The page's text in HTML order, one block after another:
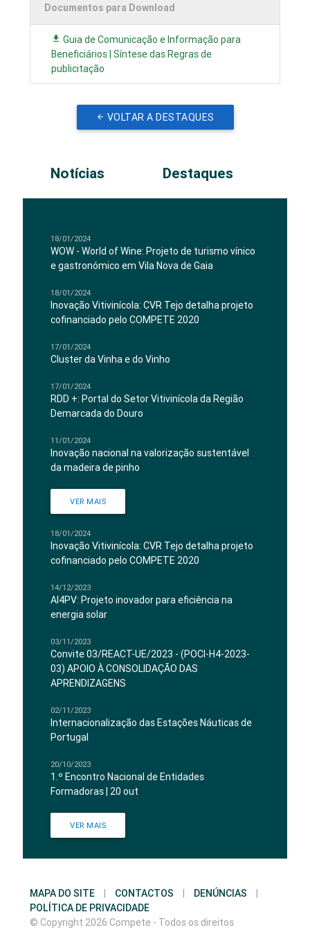
Documentos para Download
Guia de Comunicação e Informação para
Beneficiários | Síntese das Regras de
publicitação
VOLTAR A DESTAQUES
Notícias Destaques
18/01/2024
WOW - World of Wine: Projeto de turismo vínico
e gastronómico em Vila Nova de Gaia
18/01/2024
Inovação Vitivinícola: CVR Tejo detalha projeto
cofinanciado pelo COMPETE 2020
17/01/2024
Cluster da Vinha e do Vinho
17/01/2024
RDD +: Portal do Setor Vitivinícola da Região
Demarcada do Douro
11/01/2024
Inovação nacional na valorização sustentável
da madeira de pinho
VER MAIS
18/01/2024
Inovação Vitivinícola: CVR Tejo detalha projeto
cofinanciado pelo COMPETE 2020
14/12/2023
AI4PV: Projeto inovador para eficiência na
energia solar
03/11/2023
Convite 03/REACT-UE/2023 - (POCI-H4-2023-
03) APOIO À CONSOLIDAÇÃO DAS
APRENDIZAGENS
02/11/2023
Internacionalização das Estações Náuticas de
Portugal
20/10/2023
1.º Encontro Nacional de Entidades
Formadoras | 20 out
VER MAIS
MAPA DO SITE | CONTACTOS | DENÚNCIAS
|
POLÍTICA DE PRIVACIDADE
© Copyright 2026 Compete - Todos os direitos